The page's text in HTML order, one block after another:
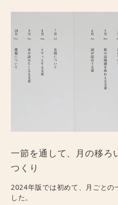
一節を通して、月の移ろ
つくり
2024年版では初めて、月ごとの
した。